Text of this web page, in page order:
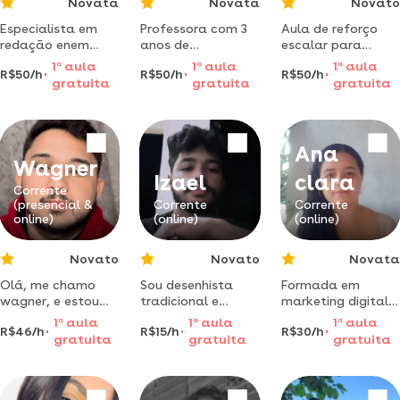
Especialista em
redação enem
com centenas de
redações
corrigidas e
conquistar 900+
R$50/h
1 aaula
gratuita
Professora com 3
anos de
experiência em
reforço escolar
oferece aulas
para ensino
fundamental e
médio.
R$50/h
1 a aula
gratuita
Aula de reforço
escalar para
alunos com
dificuldades nas
disciplinas de
R$50/h
1 aaula
gratuita
Wagner
Corrente
(presencial &
online)
Novato
Olá, me chamo
wagner, e estou
aqui para te
ajudar, me diga do
que você precisa.
R$46/h
1 aaula
gratuita
Izael
Corrente
(online)
Novato
Sou desenhista
tradicional e
autodidata.
desenvolvi minha
ensino, voltada
R$15/h
1 a aula
gratuita
Ana
clara
Corrente
(online)
Novata
Formada em
marketing digital e
sou acadêmica em
licenciatura em
física. estou aqui
mais
R$30/h
1 aaula
gratuita